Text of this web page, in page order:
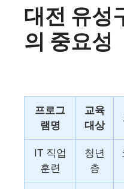
대전 유성
의 중요성
프로그
램명
교육
대상
IT 직업
훈련
청년
층